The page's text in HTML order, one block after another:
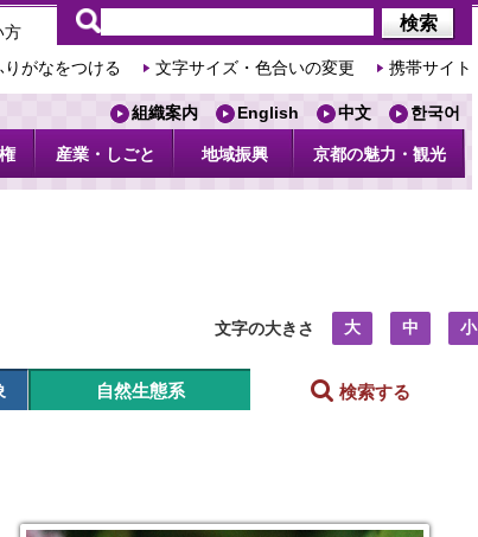
方
りがなをつける 文字サイズ・色合いの変更 携帯サイト
組織案内 English 中文 한국어
産業・しごと 地域振興 京都の魅力・観光
文字の大きさ 大 中 小
自然生態系
検索する